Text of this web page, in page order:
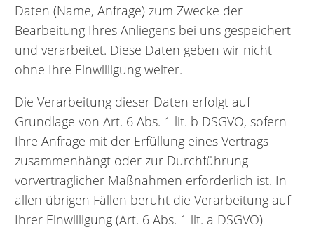
Daten (Name, Anfrage) zum Zwecke der
Bearbeitung Ihres Anliegens bei uns gespeichert
und verarbeitet. Diese Daten geben wir nicht
ohne Ihre Einwilligung weiter.
Die Verarbeitung dieser Daten erfolgt auf
Grundlage von Art. 6 Abs. 1 lit. b DSGVO, sofern
Ihre Anfrage mit der Erfüllung eines Vertrags
zusammenhängt oder zur Durchführung
vorvertraglicher Maßnahmen erforderlich ist. In
allen übrigen Fällen beruht die Verarbeitung auf
Ihrer Einwilligung (Art. 6 Abs. 1 lit. a DSGVO)